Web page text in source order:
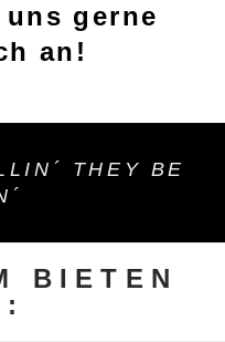
gerne
an!
THEY BE
W